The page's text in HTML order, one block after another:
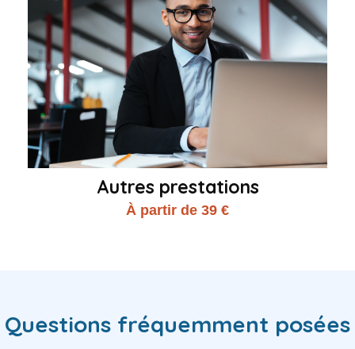
Autres prestations
À partir de 39 €
Questions fréquemment posées